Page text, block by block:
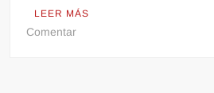
LEER MÁS
Comentaren